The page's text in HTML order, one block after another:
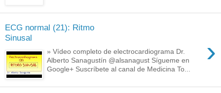
ECG normal (21): Ritmo
Sinusal
›
» Vídeo completo de electrocardiograma Dr.
Alberto Sanagustín @alsanagust Sígueme en
Google+ Suscríbete al canal de Medicina To...